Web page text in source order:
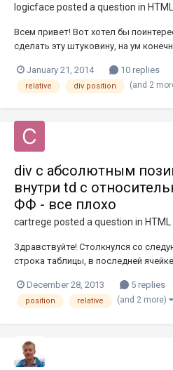
logicface posted a question in
Всем привет! Вот хотел бы
сделать эту штуковину, на ум
на таком варианте, так как он мне
http://jsfiddle.net/K7UV3/2/ З.Ы. -
January 21, 2014 10 replies
relative div position (and 2
div с абсолютным
внутри td с
ФФ - все плохо
cartrege posted a question in
Здравствуйте! Столкнулся со
строка таблицы, в последней
сделан в хроме, где все
появляется проблема - все эти
December 28, 2013 5 replies
position relative (and 2 more)